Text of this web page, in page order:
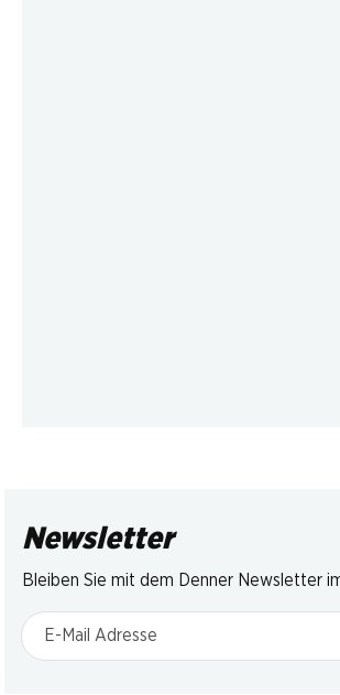
Newsletter
Bleiben Sie mit dem Denner Newsletter
E-Mail Adresse